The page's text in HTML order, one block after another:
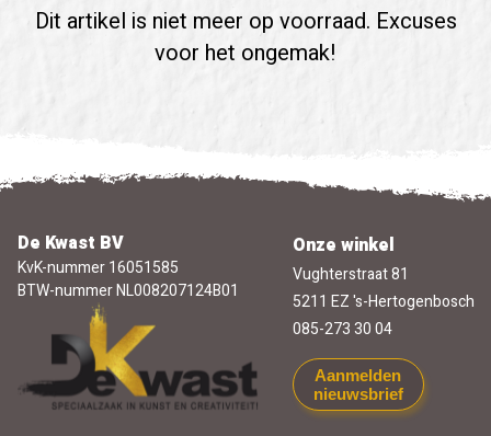
Dit artikel is niet meer op voorraad. Excuses
voor het ongemak!
De Kwast BV
KvK-nummer 16051585
BTW-nummer NL008207124B01
Onze winkel
Vughterstraat 81
5211 EZ 's-Hertogenbosch
085-273 30 04
Aanmelden
nieuwsbrief